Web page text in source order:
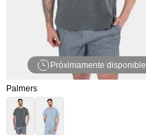
Próximamente disponible
Palmers